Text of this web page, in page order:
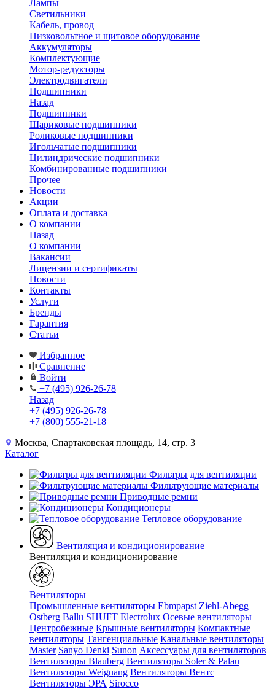
Лампы
Светильники
Кабель, провод
Низковольтное и щитовое оборудование
Аккумуляторы
Комплектующие
Мотор-редукторы
Электродвигатели
Подшипники
Назад
Подшипники
Шариковые подшипники
Роликовые подшипники
Игольчатые подшипники
Цилиндрические подшипники
Комбинированные подшипники
Прочее
Новости
Акции
Оплата и доставка
О компании
Назад
О компании
Вакансии
Лицензии и сертификаты
Новости
Контакты
Услуги
Бренды
Гарантия
Статьи
Избранное
Сравнение
Войти
+7 (495) 926-26-78
Назад
+7 (495) 926-26-78
+7 (800) 555-21-18
Москва, Спартаковская площадь, 14, стр. 3
Каталог
Фильтры для вентиляции
Фильтрующие материалы
Приводные ремни
Кондиционеры
Тепловое оборудование
Вентиляция и кондиционирование
Вентиляция и кондиционирование
Вентиляторы
Промышленные вентиляторы Ebmpapst Ziehl-Abegg
Ostberg Ballu SHUFT Electrolux Осевые вентиляторы
Центробежные Крышные вентиляторы Компактные
вентиляторы Тангенциальные Канальные вентиляторы
Master Sanyo Denki Sunon Аксессуары для вентиляторов
Вентиляторы Blauberg Вентиляторы Soler & Palau
Вентиляторы Weiguang Вентиляторы Вентс
Вентиляторы ЭРА Sirocco